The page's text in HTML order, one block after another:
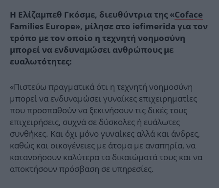
Η Ελίζαμπεθ Γκόσμε, διευθύντρια της «Coface
Families Europe», μίλησε στο iefimerida για τον
τρόπο με τον οποίο η τεχνητή νοημοσύνη
μπορεί να ενδυναμώσει ανθρώπους με
ευαλωτότητες:
«Πιστεύω πραγματικά ότι η τεχνητή νοημοσύνη
μπορεί να ενδυναμώσει γυναίκες επιχειρηματίες
που προσπαθούν να ξεκινήσουν τις δικές τους
επιχειρήσεις, συχνά σε δύσκολες ή ευάλωτες
συνθήκες. Και όχι μόνο γυναίκες αλλά και άνδρες,
καθώς και οικογένειες με άτομα με αναπηρία, να
κατανοήσουν καλύτερα τα δικαιώματά τους και να
αποκτήσουν πρόσβαση σε υπηρεσίες.